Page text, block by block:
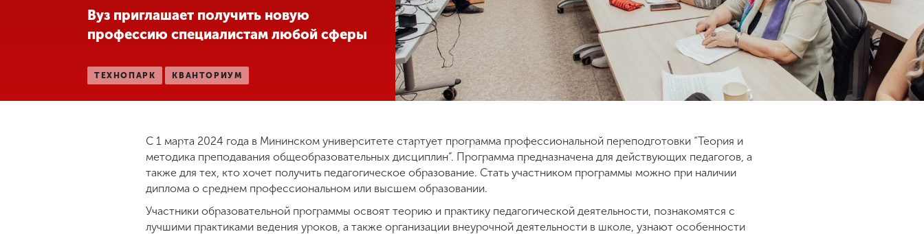
Другие виды
деятельности
Студенческая
Вуз приглашает получить новую
профессию специалистам любой сферы
ТЕХНОПАРК КВАНТОРИУМ
С 1 марта 2024 года в Мининском университете стартует программа профессиональной переподготовки “Теория и
методика преподавания общеобразовательных дисциплин”. Программа предназначена для действующих педагогов, а
также для тех, кто хочет получить педагогическое образование. Стать участником программы можно при наличии
диплома о среднем профессиональном или высшем образовании.
Участники образовательной программы освоят теорию и практику педагогической деятельности, познакомятся с
лучшими практиками ведения уроков, а также организации внеурочной деятельности в школе, узнают особенности